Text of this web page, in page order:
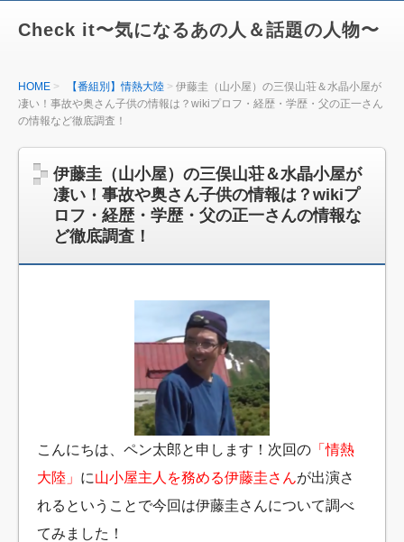
Check it〜気になるあの人＆話題の人物〜
HOME 【番組別】情熱大陸
伊藤圭（山小屋）の三俣山荘＆水晶小屋が
凄い！事故や奥さん子供の情報は？wikiプロフ・経歴・学歴・父の正一さん
の情報など徹底調査！
伊藤圭（山小屋）の三俣山荘＆水晶小屋が
凄い！事故や奥さん子供の情報は？wikiプ
ロフ・経歴・学歴・父の正一さんの情報な
ど徹底調査！
こんにちは、ペン太郎と申します！次回の 「情熱
大陸」 に山小屋主人を務める伊藤圭さんが出演さ
れるということで今回は伊藤圭さんについて調べ
てみました！